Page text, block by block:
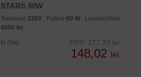
STARS 60W
Tensiune 220V , Putere 60 W , Luminozitate
4000 lm
In Stoc PRP: 177,23 lei
148,02 lei